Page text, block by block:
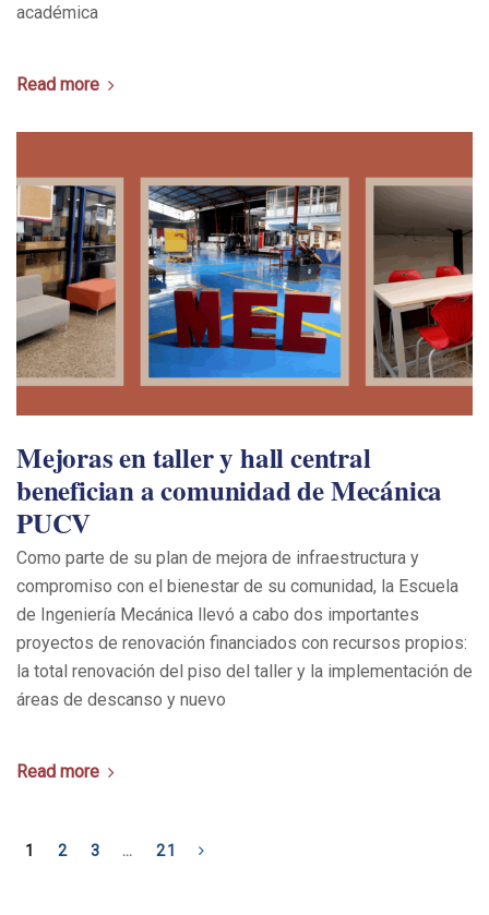
académica
Read more
Mejoras en taller y hall central
benefician a comunidad de Mecánica
PUCV
Como parte de su plan de mejora de infraestructura y
compromiso con el bienestar de su comunidad, la Escuela
de Ingeniería Mecánica llevó a cabo dos importantes
proyectos de renovación financiados con recursos propios:
la total renovación del piso del taller y la implementación de
áreas de descanso y nuevo
Read more
1 2 3 … 21